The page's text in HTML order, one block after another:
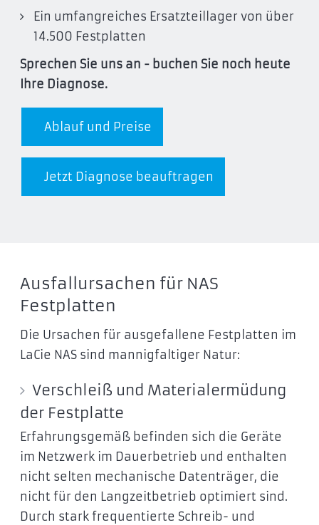
Ein umfangreiches Ersatzteillager von über
14.500 Festplatten
Sprechen Sie uns an - buchen Sie noch heute
Ihre Diagnose.
Ablauf und Preise
Jetzt Diagnose beauftragen
Ausfallursachen für NAS
Festplatten
Die Ursachen für ausgefallene Festplatten im
LaCie NAS sind mannigfaltiger Natur:
Verschleiß und Materialermüdung
der Festplatte
Erfahrungsgemäß befinden sich die Geräte
im Netzwerk im Dauerbetrieb und enthalten
nicht selten mechanische Datenträger, die
nicht für den Langzeitbetrieb optimiert sind.
Durch stark frequentierte Schreib- und